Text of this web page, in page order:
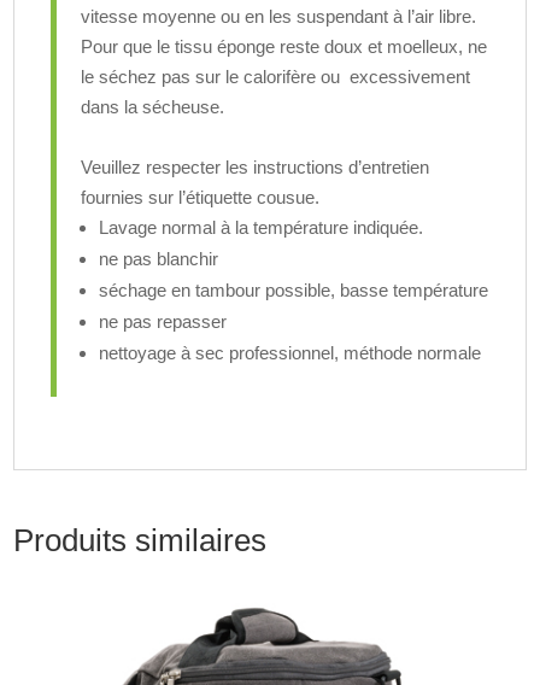
vitesse moyenne ou en les suspendant à l’air libre.
Pour que le tissu éponge reste doux et moelleux, ne
le séchez pas sur le calorifère ou excessivement
dans la sécheuse.
Veuillez respecter les instructions d’entretien
fournies sur l’étiquette cousue.
Lavage normal à la température indiquée.
ne pas blanchir
séchage en tambour possible, basse température
ne pas repasser
nettoyage à sec professionnel, méthode normale
Produits similaires